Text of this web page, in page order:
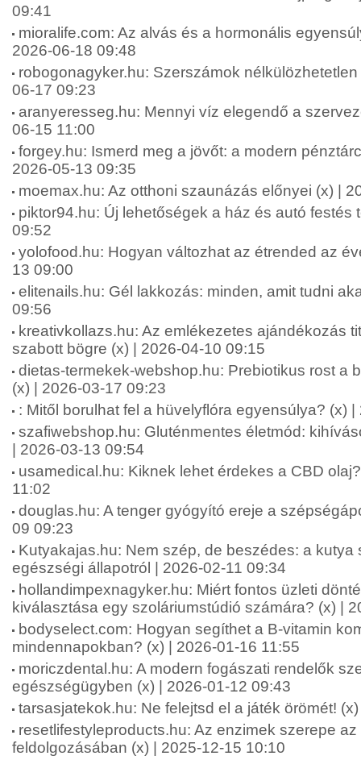
09:41
mioralife.com: Az alvás és a hormonális
2026-06-18 09:48
robogonagyker.hu: Szerszámok
06-17 09:23
aranyeresseg.hu: Mennyi víz elegendő a
06-15 11:00
forgey.hu: Ismerd meg a jövőt: a modern
2026-05-13 09:35
moemax.hu: Az otthoni szaunázás előnyei (x) |
piktor94.hu: Új lehetőségek a ház és autó festés
09:52
yolofood.hu: Hogyan változhat az étrended az
13 09:00
elitenails.hu: Gél lakkozás: minden, amit tudni
09:56
kreativkollazs.hu: Az emlékezetes ajándékozás
szabott bögre (x) | 2026-04-10 09:15
dietas-termekek-webshop.hu: Prebiotikus rost a
(x) | 2026-03-17 09:23
: Mitől borulhat fel a hüvelyflóra egyensúlya? (x)
szafiwebshop.hu: Gluténmentes életmód:
| 2026-03-13 09:54
usamedical.hu: Kiknek lehet érdekes a CBD
11:02
douglas.hu: A tenger gyógyító ereje a
09 09:23
Kutyakajas.hu: Nem szép, de beszédes: a kutya
egészségi állapotról | 2026-02-11 09:34
hollandimpexnagyker.hu: Miért fontos üzleti
kiválasztása egy szoláriumstúdió számára? (x) |
bodyselect.com: Hogyan segíthet a B-vitamin
mindennapokban? (x) | 2026-01-16 11:55
moriczdental.hu: A modern fogászati rendelők
egészségügyben (x) | 2026-01-12 09:43
tarsasjatekok.hu: Ne felejtsd el a játék örömét!
resetlifestyleproducts.hu: Az enzimek szerepe
feldolgozásában (x) | 2025-12-15 10:10